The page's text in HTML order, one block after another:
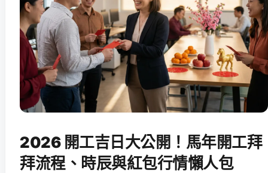
2026 開工吉日大公開！馬年開工拜
拜流程、時辰與紅包行情懶人包